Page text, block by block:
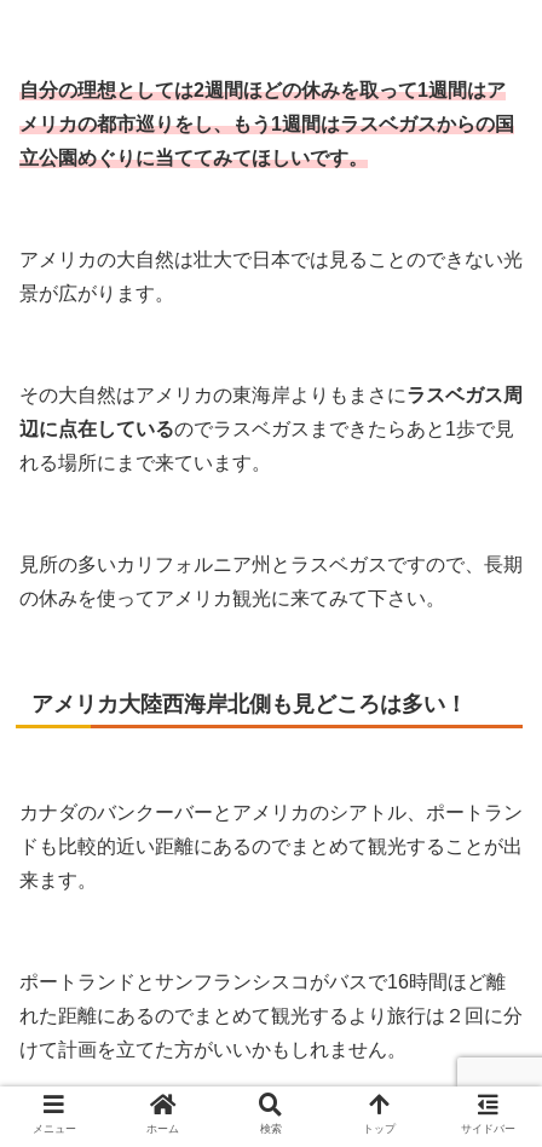
自分の理想としては2週間ほどの休みを取って1週間はア
メリカの都市巡りをし、もう1週間はラスベガスからの国
立公園めぐりに当ててみてほしいです。
アメリカの大自然は壮大で日本では見ることのできない光
景が広がります。
その大自然はアメリカの東海岸よりもまさにラスベガス周
辺に点在しているのでラスベガスまできたらあと1歩で見
れる場所にまで来ています。
見所の多いカリフォルニア州とラスベガスですので、長期
の休みを使ってアメリカ観光に来てみて下さい。
アメリカ大陸西海岸北側も見どころは多い！
カナダのバンクーバーとアメリカのシアトル、ポートラン
ドも比較的近い距離にあるのでまとめて観光することが出
来ます。
ポートランドとサンフランシスコがバスで16時間ほど離
れた距離にあるのでまとめて観光するより旅行は２回に分
けて計画を立てた方がいいかもしれません。
メニュー ホーム 検索 トップ サイドバー